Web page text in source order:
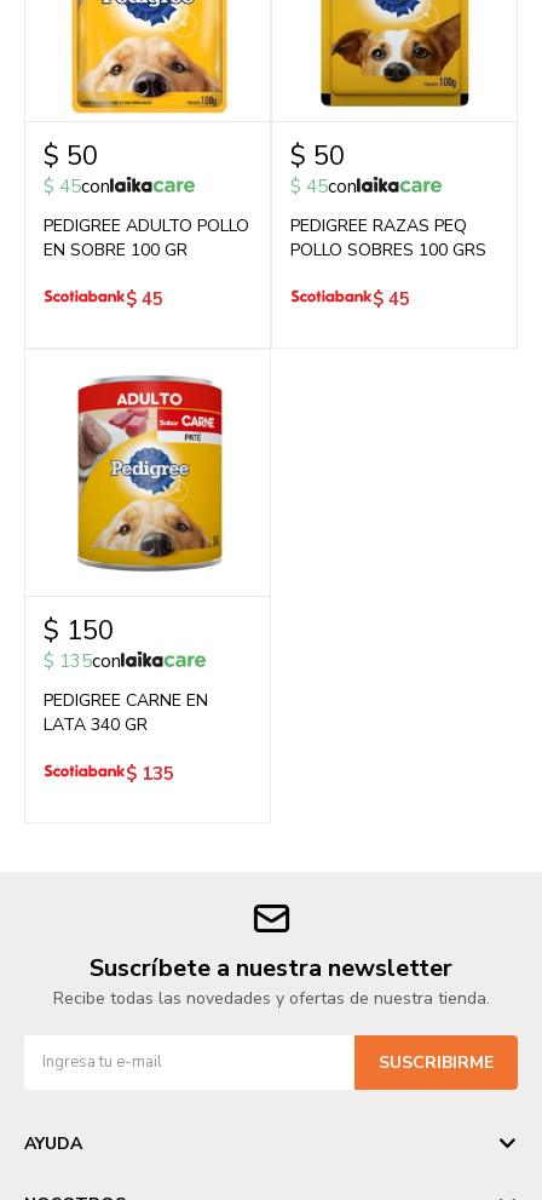
$ 50
$ 45con
PEDIGREE ADULTO POLLO
EN SOBRE 100 GR
$ 45
$ 50
$ 45con
PEDIGREE RAZAS PEQ
POLLO SOBRES 100 GRS
$ 45
$ 150
$ 135con
PEDIGREE CARNE EN
LATA 340 GR
$ 135
Suscríbete a nuestra newsletter
Recibe todas las novedades y ofertas de nuestra tienda.
SUSCRIBIRME
AYUDA